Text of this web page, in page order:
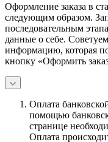
Оформление заказа в
следующим образом.
последовательным
данные о себе.
информацию, которая
кнопку «Оформить
Оплата
помощью
странице
Оплата